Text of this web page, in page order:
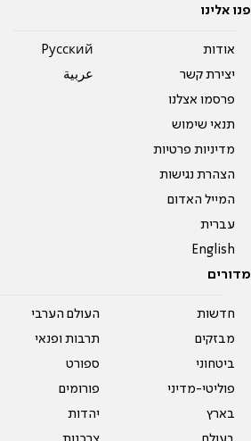
פנו אלינו
אודות
יצירת קשר
פרסמו אצלנו
תנאי שימוש
מדיניות פרטיות
הצהרת נגישות
המייל האדום
עברית
English
Pусский
عربية
מדורים
חדשות
מבזקים
ביטחוני
פוליטי-מדיני
בארץ
העולם הערבי
תרבות ופנאי
ספורט
פורומים
יהדות